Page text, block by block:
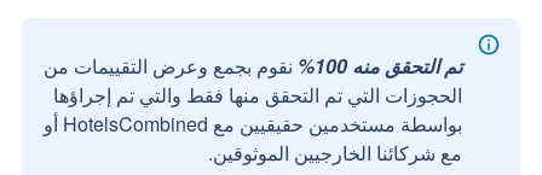
تم التحقق منه 100%
نقوم بجمع وعرض التقييمات من
الحجوزات التي تم التحقق منها فقط والتي تم إجراؤها
بواسطة مستخدمين حقيقيين مع HotelsCombined أو
مع شركائنا الخارجيين الموثوقين.